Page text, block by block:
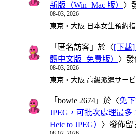
新版（Win+Mac 版） 〉
08-03, 2026
東京・大阪 日本女生預約
「 匿名訪客 」於〈[下載]
體中文版+免費版） 〉發
08-03, 2026
東京・大阪 高級派遣サー
「 bowie 2674 」於〈免
JPEG，可批次處理最多
Heic to JPEG） 〉發佈留